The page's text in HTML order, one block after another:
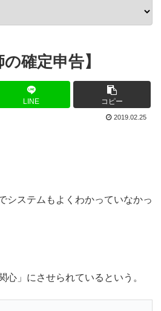
確定申告】
LINE コピー
2019.02.25
システムもよくわかっていなかっ
」にさせられているという。